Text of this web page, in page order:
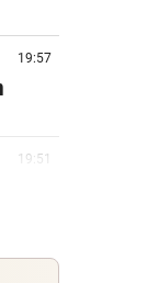
19:57
19:51
19:22